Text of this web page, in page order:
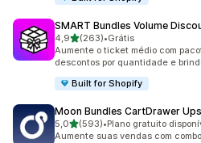
SMART Bundles Volume
4,9de 5 estrelas
(263)
263 avaliações ao todo
•Grátis
Aumente o ticket médio com
descontos por quantidade e
Built for Shopify
Moon Bundles CartDrawer
5,0de 5 estrelas
(593)
593 avaliações ao todo
•Plano gratuito
Aumente suas vendas com